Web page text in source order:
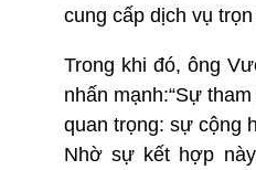
cung cấp dịch vụ
Trong khi đó, ông
nhấn mạnh:“Sự
quan trọng: sự cộng
Nhờ sự kết hợp